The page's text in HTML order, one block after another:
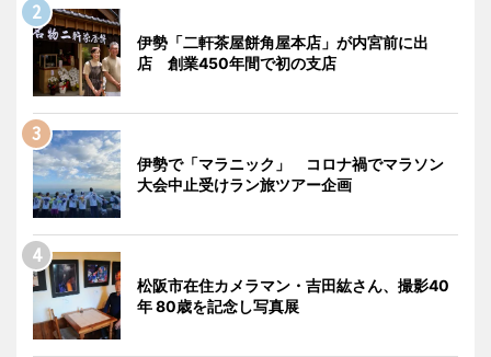
伊勢「二軒茶屋餅角屋本店」が内宮前に出
店 創業450年間で初の支店
伊勢で「マラニック」 コロナ禍でマラソン
大会中止受けラン旅ツアー企画
松阪市在住カメラマン・吉田紘さん、撮影40
年 80歳を記念し写真展